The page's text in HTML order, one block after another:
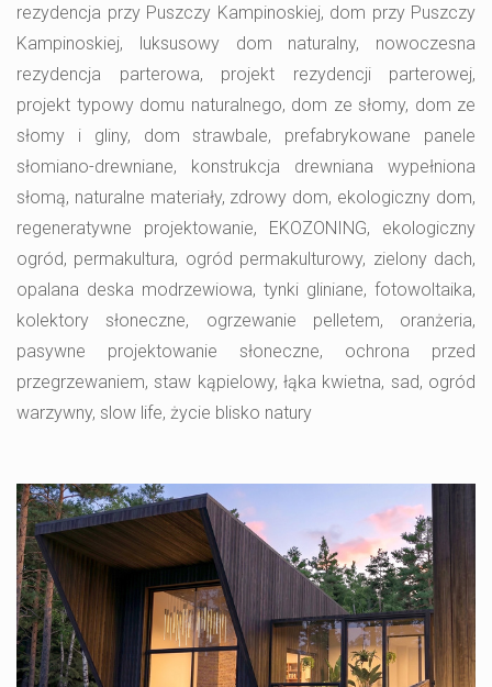
rezydencja przy Puszczy Kampinoskiej, dom przy Puszczy
Kampinoskiej, luksusowy dom naturalny, nowoczesna
rezydencja parterowa, projekt rezydencji parterowej,
projekt typowy domu naturalnego, dom ze słomy, dom ze
słomy i gliny, dom strawbale, prefabrykowane panele
słomiano-drewniane, konstrukcja drewniana wypełniona
słomą, naturalne materiały, zdrowy dom, ekologiczny dom,
regeneratywne projektowanie, EKOZONING, ekologiczny
ogród, permakultura, ogród permakulturowy, zielony dach,
opalana deska modrzewiowa, tynki gliniane, fotowoltaika,
kolektory słoneczne, ogrzewanie pelletem, oranżeria,
pasywne projektowanie słoneczne, ochrona przed
przegrzewaniem, staw kąpielowy, łąka kwietna, sad, ogród
warzywny, slow life, życie blisko natury